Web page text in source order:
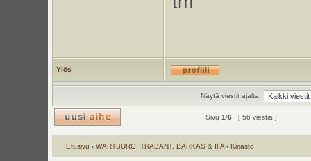
Ylös
Näytä viestit ajalta:
Sivu 1/6 [ 56 viestiä ]
Etusivu ‹ WARTBURG, TRABANT, BARKAS & IFA ‹ Kirjasto